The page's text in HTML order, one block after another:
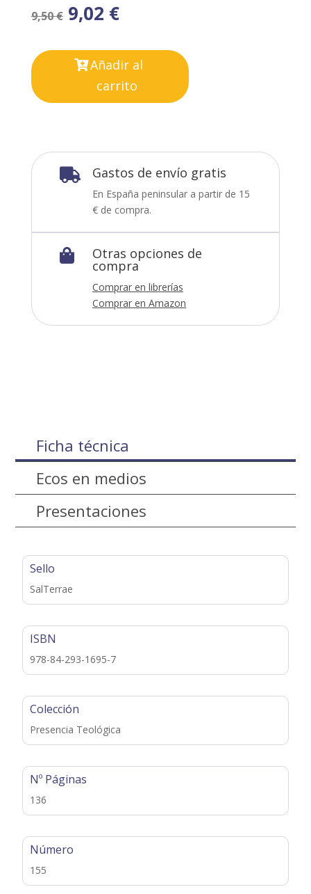
9,50€ 9,02 €
Añadir al
carrito
 Gastos de envío gratis
En España peninsular a partir de 15
€ de compra.
 Otras opciones de
compra
Comprar en librerías
Comprar en Amazon
Ficha técnica
Ecos en medios
Presentaciones
Sello
SalTerrae
ISBN
978-84-293-1695-7
Colección
Presencia Teológica
Nº Páginas
136
Número
155